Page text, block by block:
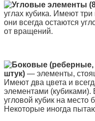
Угловые элементы
углах кубика. Имеют три
они всегда остаются
от вращений.
Боковые
штук) — элементы,
Имеют два цвета и
элементами (кубиками).
угловой кубик на место
Некоторые иногда